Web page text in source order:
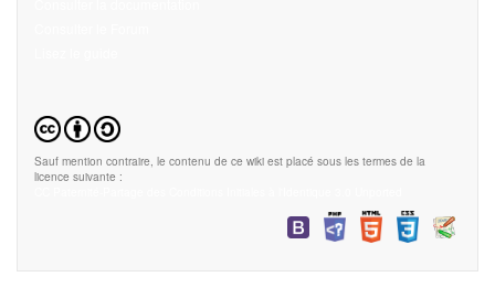
Sauf mention contraire, le contenu de ce wiki est placé sous les termes de la
licence suivante :